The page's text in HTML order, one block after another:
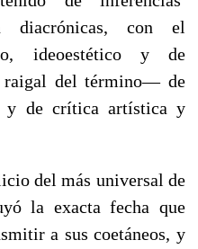
diacrónicas, con el
ideoestético y de
del término— de
y de crítica artística y
del más universal de
la exacta fecha que
a sus coetáneos, y